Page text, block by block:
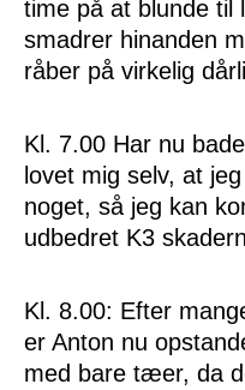
time på at blunde til
smadrer hinanden
råber på virkelig
Kl. 7.00 Har nu
lovet mig selv, at
noget, så jeg kan
udbedret K3
Kl. 8.00: Efter
er Anton nu
med bare tæer, da